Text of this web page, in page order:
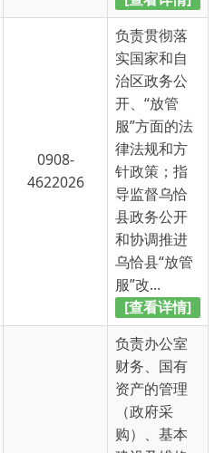
县政务公开
和协调推进
乌恰县“放管
服”改...
[查看详情]
负责办公室
财务、国有
资产的管理
（政府采
购）、基本
建设及维修
项目计划工
作；负责提
供后勤保障
服务、监督
管理工作。
负责管理办
[查看详情]
负责办公室
及公共场